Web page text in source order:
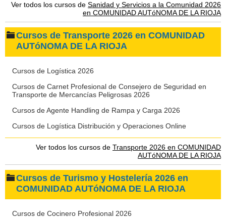
Ver todos los cursos de Sanidad y Servicios a la Comunidad 2026
en COMUNIDAD AUTóNOMA DE LA RIOJA
Cursos de Transporte 2026 en COMUNIDAD
AUTóNOMA DE LA RIOJA
Cursos de Logística 2026
Cursos de Carnet Profesional de Consejero de Seguridad en
Transporte de Mercancías Peligrosas 2026
Cursos de Agente Handling de Rampa y Carga 2026
Cursos de Logística Distribución y Operaciones Online
Ver todos los cursos de Transporte 2026 en COMUNIDAD
AUTóNOMA DE LA RIOJA
Cursos de Turismo y Hostelería 2026 en
COMUNIDAD AUTóNOMA DE LA RIOJA
Cursos de Cocinero Profesional 2026